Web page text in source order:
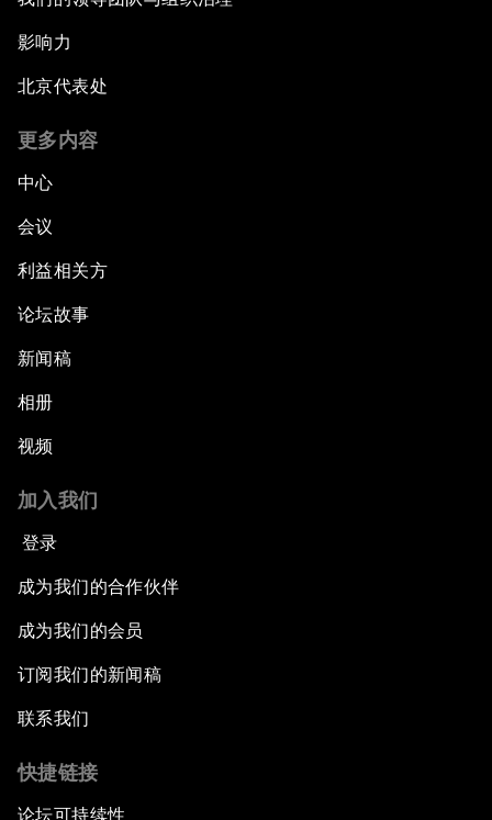
影响力
北京代表处
更多内容
中心
会议
利益相关方
论坛故事
新闻稿
相册
视频
加入我们
登录
成为我们的合作伙伴
成为我们的会员
订阅我们的新闻稿
联系我们
快捷链接
论坛可持续性